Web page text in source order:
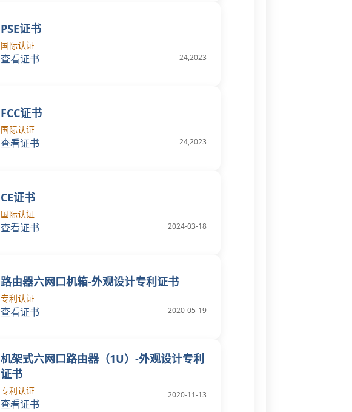
24,2023
PSE证书
国际认证
查看证书
24,2023
FCC证书
国际认证
查看证书
2024-03-18
CE证书
国际认证
查看证书
2020-05-19
路由器六网口机箱-外观设计专利证书
专利认证
查看证书
2020-11-13
机架式六网口路由器（1U）-外观设计专利
证书
专利认证
查看证书